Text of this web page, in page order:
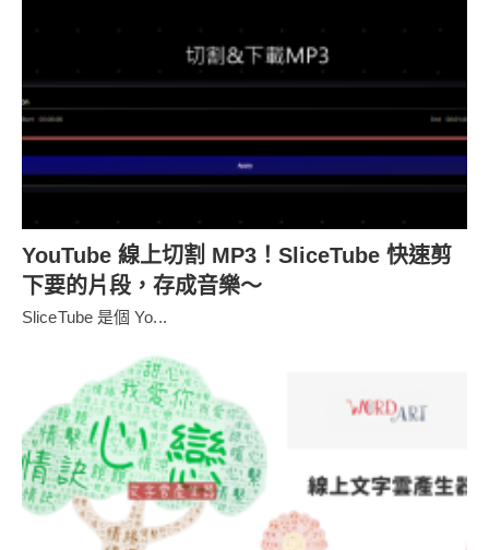
YouTube 線上切割 MP3！SliceTube 快速剪
下要的片段，存成音樂～
SliceTube 是個 Yo...